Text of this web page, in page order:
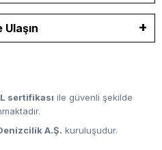
Ulaşın
sertifikası ile güvenli şekilde
A.Ş. kuruluşudur.